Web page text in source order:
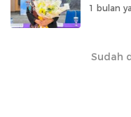
1 bulan
Sudah